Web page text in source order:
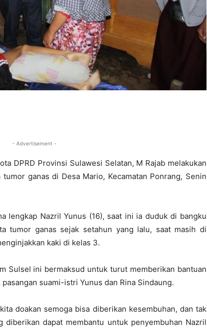
- Advertisement -
DPRD Provinsi Sulawesi Selatan, M Rajab melakukan
ganas di Desa Mario, Kecamatan Ponrang, Senin
lengkap Nazril Yunus (16), saat ini ia duduk di bangku
tumor ganas sejak setahun yang lalu, saat masih di
kaki di kelas 3.
Sulsel ini bermaksud untuk turut memberikan bantuan
suami-istri Yunus dan Rina Sindaung.
doakan semoga bisa diberikan kesembuhan, dan tak
diberikan dapat membantu untuk penyembuhan Nazril